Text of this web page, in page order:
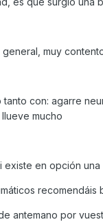
general, muy
tanto con: agarre
mucho
existe en opción
recomendáis
antemano por